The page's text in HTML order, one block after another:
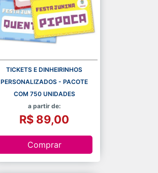
TICKETS E DINHEIRINHOS
PERSONALIZADOS - PACOTE
COM 750 UNIDADES
a partir de:
R$ 89,00
Comprar